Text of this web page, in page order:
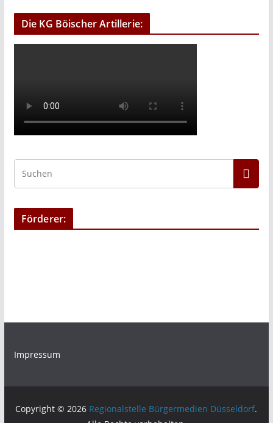
Die KG Böischer Artillerie:
Förderer:
Impressum
Copyright © 2026 Regionalstelle Bürgermedien Düsseldorf.